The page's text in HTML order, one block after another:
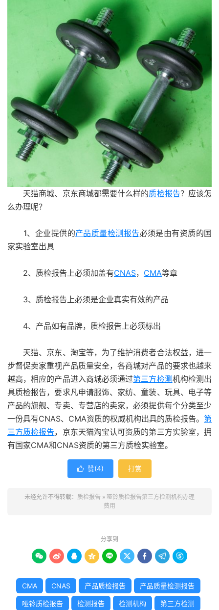
天猫商城、京东商城都需要什么样的质检报告？应该怎
么办理呢？
1、企业提供的产品质量检测报告必须是由有资质的国
家实验室出具
2、质检报告上必须加盖有CNAS， CMA等章
3、质检报告上必须是企业真实有效的产品
4、产品如有品牌，质检报告上必须标出
天猫、京东、淘宝等，为了维护消费者合法权益，进一
步督促卖家重视产品质量安全，各商城对产品的要求也越来
越高，相应的产品进入商城必须通过第三方检测机构检测出
具质检报告，要求凡申请服饰、家纺、童装、玩具、电子等
产品的旗舰、专卖、专营店的卖家，必须提供每个分类至少
一份具有CNAS、CMA资质的权威机构出具的质检报告。 第
三方质检报告，京东天猫淘宝认可资质的第三方实验室，拥
有国家CMA和CNAS资质的第三方质检实验室。
 赞(4) 打赏
未经允许不得转载： 质检报告 » 哑铃质检报告第三方检测机构办理
费用
分享到
        
CMA CNAS 产品质检报告 产品质量检测报告
哑铃质检报告 检测报告 检测机构 第三方检测